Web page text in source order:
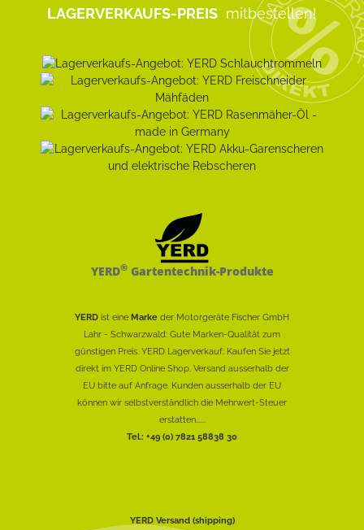
LAGERVERKAUFS-PREIS mitbestellen!
YERD®Gartentechnik-Produkte
YERD ist eine Marke der Motorgeräte Fischer GmbH
Lahr - Schwarzwald: Gute Marken-Qualität zum
günstigen Preis. YERD Lagerverkauf: Kaufen Sie jetzt
direkt im YERD Online Shop. Versand ausserhalb der
EU bitte auf Anfrage. Kunden ausserhalb der EU
können wir selbstverständlich die Mehrwert-Steuer
erstatten......
Tel.: +49 (0) 7821 58838 30
YERD Versand (shipping)